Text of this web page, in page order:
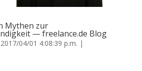
Mythen zur
— freelance.de Blog
2017/04/01 4:08:39 p.m. |